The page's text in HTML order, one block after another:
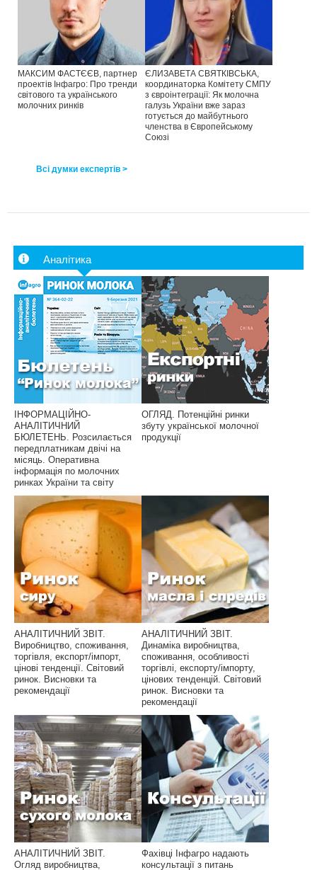
МАКСИМ ФАСТЄЄВ, партнер
проектів Інфагро: Про тренди
світового та українського
молочних ринків
ЄЛИЗАВЕТА СВЯТКІВСЬКА,
координаторка Комітету СМПУ
з євроінтеграції: Як молочна
галузь України вже зараз
готується до майбутнього
членства в Європейському
Союзі
Всі думки експертів >
Аналітика
ІНФОРМАЦІЙНО-
АНАЛІТИЧНИЙ
БЮЛЕТЕНЬ. Розсилається
передплатникам двічі на
місяць. Оперативна
інформація по молочних
ринках України та світу
ОГЛЯД. Потенційні ринки
збуту української молочної
продукції
АНАЛІТИЧНИЙ ЗВІТ.
Виробництво, споживання,
торгівля, експорт/імпорт,
цінові тенденції. Світовий
ринок. Висновки та
рекомендації
АНАЛІТИЧНИЙ ЗВІТ.
Динаміка виробництва,
споживання, особливості
торгівлі, експорту/імпорту,
цінових тенденцій. Світовий
ринок. Висновки та
рекомендації
АНАЛІТИЧНИЙ ЗВІТ.
Огляд виробництва,
Фахівці Інфагро надають
консультації з питань